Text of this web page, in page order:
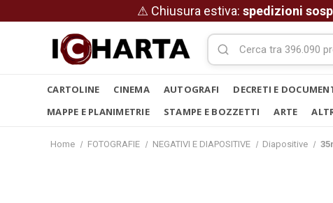
⚠ Chiusura estiva: spedizioni
CARTOLINE CINEMA AUTOGRAFI DECRETI E
MAPPE E PLANIMETRIE
STAMPE E BOZZETTI ARTE
Home FOTOGRAFIE NEGATIVI E DIAPOSITIVE Diapositive